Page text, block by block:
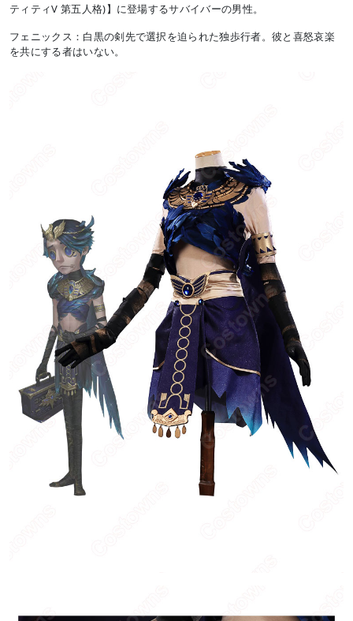
ティティV 第五人格)】に登場するサバイバーの男性。
フェニックス：白黒の剣先で選択を迫られた独歩行者。彼と喜怒哀楽
を共にする者はいない。